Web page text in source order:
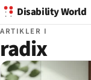
Disability World
ARTIKLER I
radix